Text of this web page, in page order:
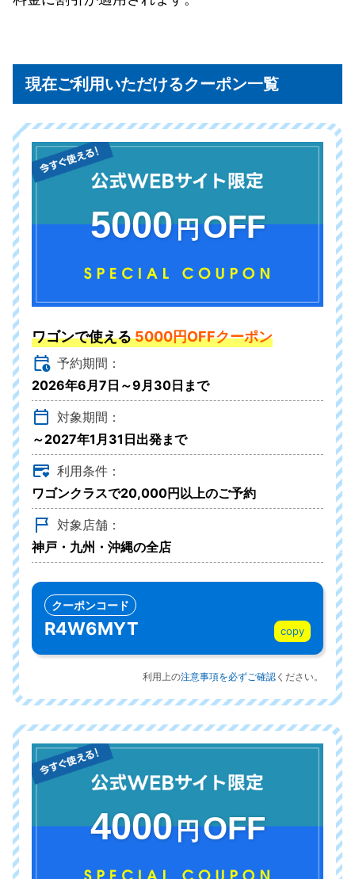
現在ご利用いただけるクーポン一覧
5000円OFF
ワゴンで使える5000円OFFクーポン
予約期間：
2026年6月7日～9月30日まで
対象期間：
～2027年1月31日出発まで
利用条件：
ワゴンクラスで20,000円以上のご予約
対象店舗：
神戸・九州・沖縄の全店
クーポンコード
R4W6MYT copy
利用上の注意事項を必ずご確認 ください。
4000円OFF